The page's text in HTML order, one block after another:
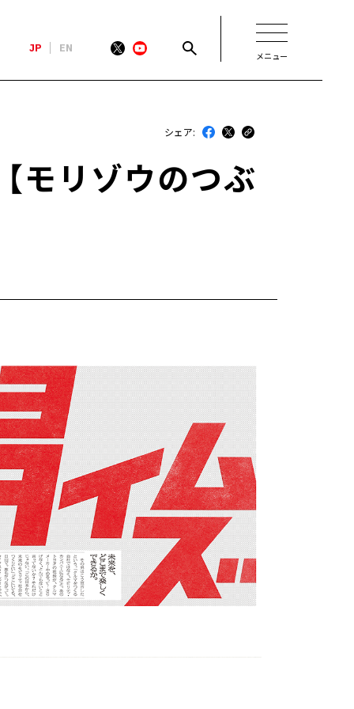
JP EN
メニュー
最近のトヨタ
トヨタイムズスポーツ
トヨタイムズPodcast
SDGs
シェア:
モリゾウのつぶ